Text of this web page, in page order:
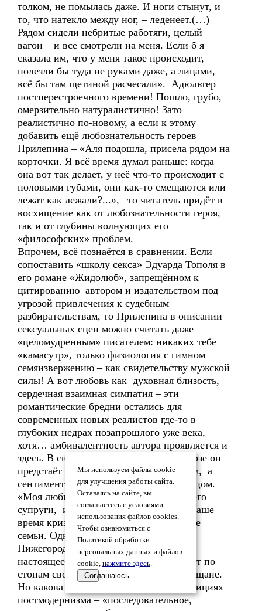
толком, не помылась даже. И ноги стынут, и
то, что натекло между ног, – леденеет.(…)
Рядом сидели небритые работяги, целый
вагон – и все смотрели на меня. Если б я
сказала им, что у меня такое происходит, –
полезли бы туда не руками даже, а лицами, –
всё бы там щетиной расчесали». Адюльтер
постперестроечного времени! Пошло, грубо,
омерзительно натуралистично! Зато
реалистично по-новому, а если к этому
добавить ещё любознательность героев
Прилепина – «Аля подошла, присела рядом на
корточки. Я всё время думал раньше: когда
она вот так делает, у неё что-то происходит с
половыми губами, они как-то смещаются или
лежат как лежали?...»,– то читатель придёт в
восхищение как от любознательности героя,
так и от глубины волнующих его
«философских» проблем.
Впрочем, всё познаётся в сравнении. Если
сопоставить «школу секса» Эдуарда Тополя в
его романе «Жидолюб», запрещённом к
цитированию автором и издательством под
угрозой привлечения к судебным
разбирательствам, то Прилепина в описании
сексуальных сцен можно считать даже
«целомудренным» писателем: никаких тебе
«камасутр», только физиология с гимном
семяизвержению – как свидетельству мужской
силы! А вот любовь как духовная близость,
сердечная взаимная симпатия – эти
романтические бредни остались для
современных новых реалистов где-то в
глубоких недрах позапрошлого уже века,
хотя… амбивалентность автора проявляется и
здесь. В своей автобиографической прозе он
предстаёт не человекообразным самцом, а
сентиментально-любящим мужем и отцом.
«Моя любимая» – это всегда синоним его
супруги, и это, естественно радует в наше
время кризиса всего и вся и в том числе
семьи. Одно только но… Но какое!
Нижегородец (по месту жительства в
настоящее время) Захар Прилепин идёт по
стопам своего знаменитого земляка: мещане.
Но какова переработка! В лучших традициях
постмодернизма – «последовательное,
Мы используем файлы cookie
для улучшения работы сайта.
Оставаясь на сайте, вы
соглашаетесь с условиями
использования файлов cookies.
Чтобы ознакомиться с
Политикой обработки
персональных данных и файлов
cookie, нажмите здесь.
Соглашаюсь